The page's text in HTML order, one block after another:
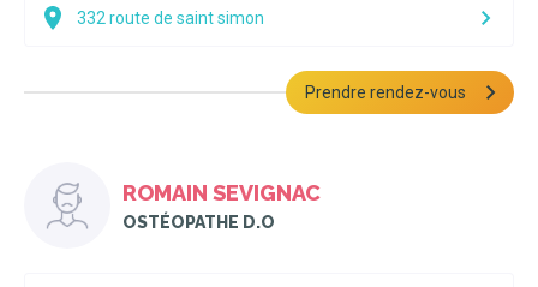
332 route de saint simon
Prendre rendez-vous
ROMAIN SEVIGNAC
OSTÉOPATHE D.O